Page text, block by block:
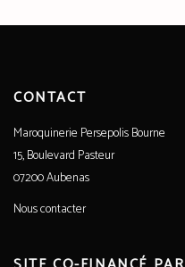
CONTACT
Maroquinerie Persepolis Bourne
15, Boulevard Pasteur
07200 Aubenas
Nous contacter